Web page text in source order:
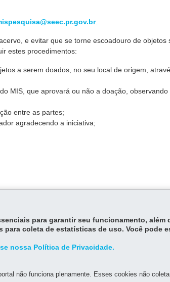
.
e evitar que se torne escoadouro de objetos
estes procedimentos:
a serem doados, no seu local de origem,
MIS, que aprovará ou não a doação,
entre as partes;
agradecendo a iniciativa;
a atribuição de emitir parecer sobre as doações,
para garantir seu funcionamento, além
para coleta de estatísticas de uso. Você pode
nossa Política de Privacidade.
não funciona plenamente. Esses cookies não